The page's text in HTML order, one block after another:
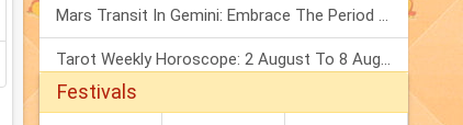
Mars Transit In Gemini: Embrace The Period Full Of Energy & Intelligence
Tarot Weekly Horoscope: 2 August To 8 August, 2026
Festivals